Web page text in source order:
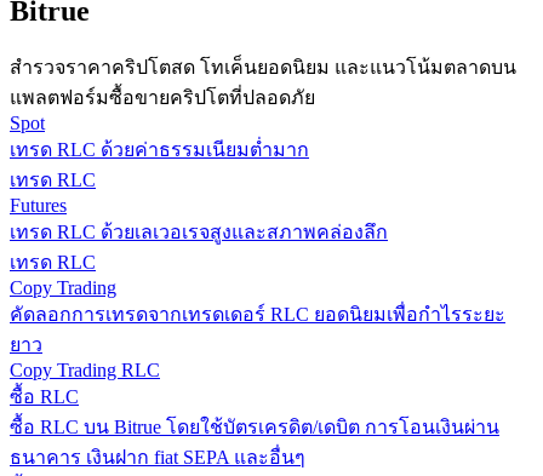
เรียนรู้วิธีการรักษาผลกำไร
ได้รับ
Bitrue
สำรวจราคาคริปโตสด โทเค็นยอดนิยม และแนวโน้มตลาดบน
แพลตฟอร์มซื้อขายคริปโตที่ปลอดภัย
Spot
เทรด RLC ด้วยค่าธรรมเนียมต่ำมาก
เทรด RLC
Futures
เทรด RLC ด้วยเลเวอเรจสูงและสภาพคล่องลึก
เทรด RLC
Copy Trading
คัดลอกการเทรดจากเทรดเดอร์ RLC ยอดนิยมเพื่อกำไรระยะ
ยาว
Copy Trading RLC
ซื้อ RLC
ซื้อ RLC บน Bitrue โดยใช้บัตรเครดิต/เดบิต การโอนเงินผ่าน
ธนาคาร เงินฝาก fiat SEPA และอื่นๆ